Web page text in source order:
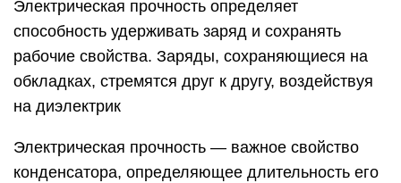
Электрическая прочность определяет
способность удерживать заряд и сохранять
рабочие свойства. Заряды, сохраняющиеся на
обкладках, стремятся друг к другу, воздействуя
на диэлектрик
Электрическая прочность — важное свойство
конденсатора, определяющее длительность его